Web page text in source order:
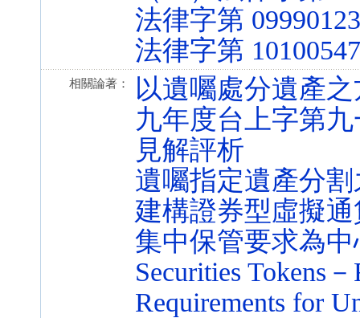
法律字第
法律字第
相關論著：
以遺囑處分遺產
九年度台上字第
見解評析
遺囑指定遺產分
建構證券型虛擬
集中保管要求為中
Securities Tokens
Requirements for